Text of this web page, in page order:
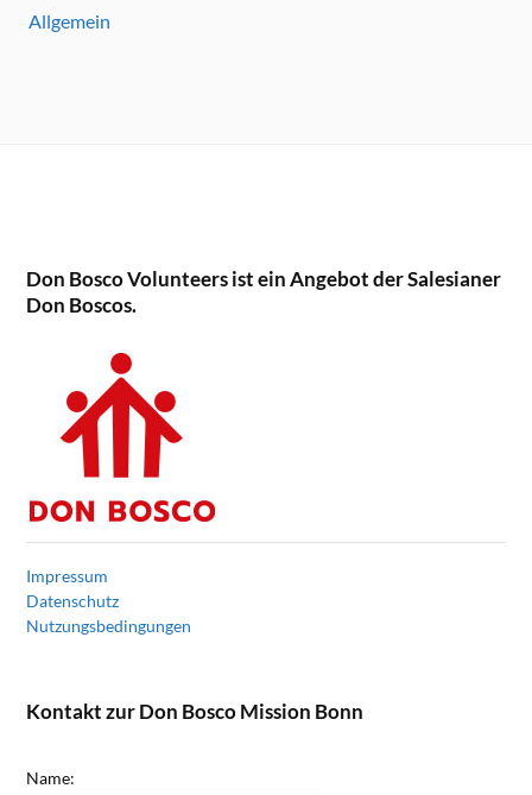
Allgemein
Don Bosco Volunteers ist ein Angebot der Salesianer
Don Boscos.
Impressum
Datenschutz
Nutzungsbedingungen
Kontakt zur Don Bosco Mission Bonn
Name: